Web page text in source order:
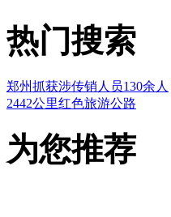
热门搜索
郑州抓获涉传销人员130余人
2442公里红色旅游公路
为您推荐